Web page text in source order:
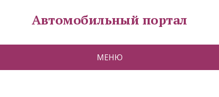
Автомобильный портал
МЕНЮ